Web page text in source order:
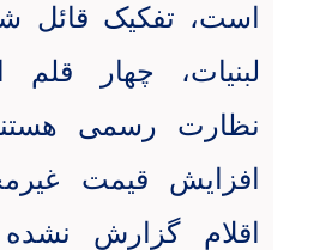
است، تفکیک قائل
لبنیات، چهار
نظارت رسمی
افزایش قیمت
اقلام گزارش